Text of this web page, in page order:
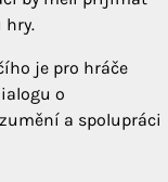
hry.
je pro hráče
o
a spolupráci